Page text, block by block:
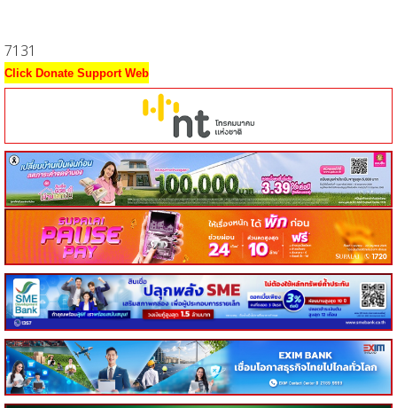
7131
Click Donate Support Web